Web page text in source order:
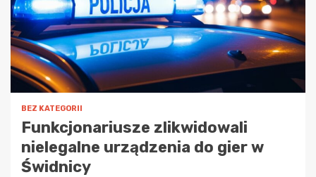
BEZ KATEGORII
Funkcjonariusze zlikwidowali
nielegalne urządzenia do gier w
Świdnicy